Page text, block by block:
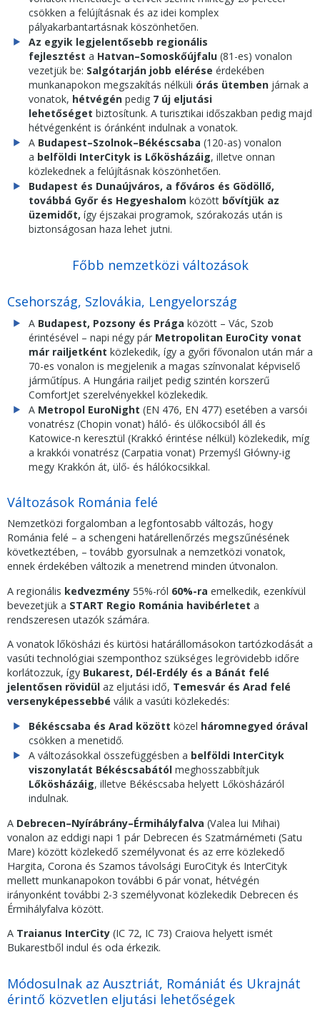
csökken a felújításnak és az idei komplex
pályakarbantartásnak köszönhetően.
Az egyik legjelentősebb regionális
fejlesztést a Hatvan–Somoskőújfalu (81-es) vonalon
vezetjük be: Salgótarján jobb elérése érdekében
munkanapokon megszakítás nélküli órás ütemben járnak a
vonatok, hétvégén pedig 7 új eljutási
lehetőséget biztosítunk. A turisztikai időszakban pedig majd
hétvégenként is óránként indulnak a vonatok.
A Budapest–Szolnok–Békéscsaba (120-as) vonalon
a belföldi InterCityk is Lőkösházáig, illetve onnan
közlekednek a felújításnak köszönhetően.
Budapest és Dunaújváros, a főváros és Gödöllő,
továbbá Győr és Hegyeshalom között bővítjük az
üzemidőt, így éjszakai programok, szórakozás után is
biztonságosan haza lehet jutni.
Főbb nemzetközi változások
Csehország, Szlovákia, Lengyelország
A Budapest, Pozsony és Prága között – Vác, Szob
érintésével – napi négy pár Metropolitan EuroCity vonat
már railjetként közlekedik, így a győri fővonalon után már a
70-es vonalon is megjelenik a magas színvonalat képviselő
járműtípus. A Hungária railjet pedig szintén korszerű
ComfortJet szerelvényekkel közlekedik.
A Metropol EuroNight (EN 476, EN 477) esetében a varsói
vonatrész (Chopin vonat) háló- és ülőkocsiból áll és
Katowice-n keresztül (Krakkó érintése nélkül) közlekedik, míg
a krakkói vonatrész (Carpatia vonat) Przemyśl Główny-ig
megy Krakkón át, ülő- és hálókocsikkal.
Változások Románia felé
Nemzetközi forgalomban a legfontosabb változás, hogy
Románia felé – a schengeni határellenőrzés megszűnésének
következtében, – tovább gyorsulnak a nemzetközi vonatok,
ennek érdekében változik a menetrend minden útvonalon.
A regionális kedvezmény 55%-ról 60%-ra emelkedik, ezenkívül
bevezetjük a START Regio Románia havibérletet a
rendszeresen utazók számára.
A vonatok lőkösházi és kürtösi határállomásokon tartózkodását a
vasúti technológiai szemponthoz szükséges legrövidebb időre
korlátozzuk, így Bukarest, Dél-Erdély és a Bánát felé
jelentősen rövidül az eljutási idő, Temesvár és Arad felé
versenyképessebbé válik a vasúti közlekedés:
Békéscsaba és Arad között közel háromnegyed órával
csökken a menetidő.
A változásokkal összefüggésben a belföldi InterCityk
viszonylatát Békéscsabától meghosszabbítjuk
Lőkösházáig, illetve Békéscsaba helyett Lőkösházáról
indulnak.
A Debrecen–Nyírábrány–Érmihályfalva (Valea lui Mihai)
vonalon az eddigi napi 1 pár Debrecen és Szatmárnémeti (Satu
Mare) között közlekedő személyvonat és az erre közlekedő
Hargita, Corona és Szamos távolsági EuroCityk és InterCityk
mellett munkanapokon további 6 pár vonat, hétvégén
irányonként további 2-3 személyvonat közlekedik Debrecen és
Érmihályfalva között.
A Traianus InterCity (IC 72, IC 73) Craiova helyett ismét
Bukarestből indul és oda érkezik.
Módosulnak az Ausztriát, Romániát és Ukrajnát
érintő közvetlen eljutási lehetőségek